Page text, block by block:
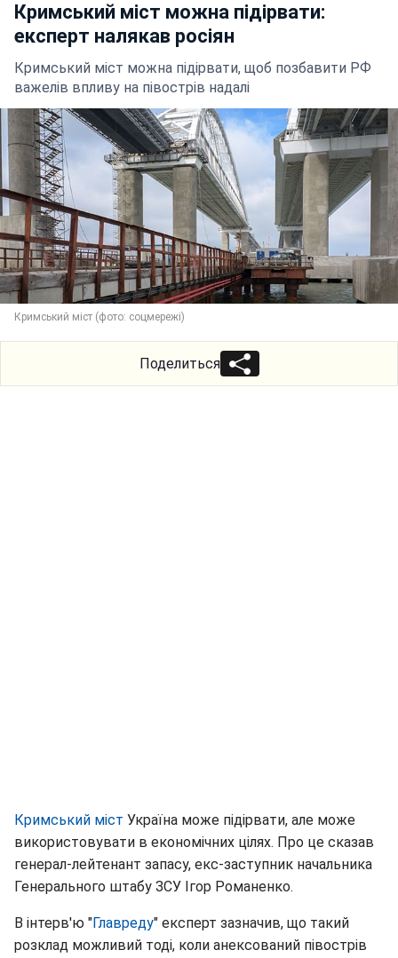
Кримський міст можна підірвати:
експерт налякав росіян
Кримський міст можна підірвати, щоб позбавити РФ
важелів впливу на півострів надалі
Кримський міст (фото: соцмережі)
Поделиться
Кримський міст Україна може підірвати, але може
використовувати в економічних цілях. Про це сказав
генерал-лейтенант запасу, екс-заступник начальника
Генерального штабу ЗСУ Ігор Романенко.
В інтерв'ю "Главреду" експерт зазначив, що такий
розклад можливий тоді, коли анексований півострів